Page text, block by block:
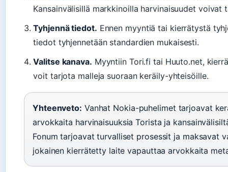
Kansainvälisillä markkinoilla harvinaisuudet voivat
Tyhjennä tiedot. Ennen myyntiä tai kierrätystä
tiedot tyhjennetään standardien mukaisesti.
Valitse kanava. Myyntiin Tori.fi tai Huuto.net,
voit tarjota malleja suoraan keräily-yhteisöille.
Yhteenveto: Vanhat Nokia-puhelimet tarjoavat
arvokkaita harvinaisuuksia Torista ja
Fonum tarjoavat turvalliset prosessit ja maksavat
jokainen kierrätetty laite vapauttaa arvokkaita